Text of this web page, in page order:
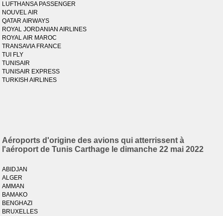
LUFTHANSA PASSENGER
NOUVEL AIR
QATAR AIRWAYS
ROYAL JORDANIAN AIRLINES
ROYAL AIR MAROC
TRANSAVIA FRANCE
TUI FLY
TUNISAIR
TUNISAIR EXPRESS
TURKISH AIRLINES
Aéroports d'origine des avions qui atterrissent à
l'aéroport de Tunis Carthage le dimanche 22 mai 2022
ABIDJAN
ALGER
AMMAN
BAMAKO
BENGHAZI
BRUXELLES